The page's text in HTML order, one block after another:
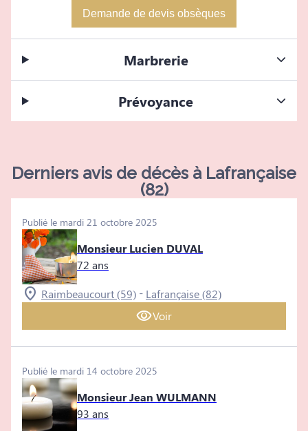
Demande de devis obsèques
Marbrerie
Prévoyance
Derniers avis de décès à Lafrançaise
(82)
Publié le mardi 21 octobre 2025
Monsieur Lucien DUVAL
72 ans
Raimbeaucourt (59) - Lafrançaise (82)
Voir
Publié le mardi 14 octobre 2025
Monsieur Jean WULMANN
93 ans